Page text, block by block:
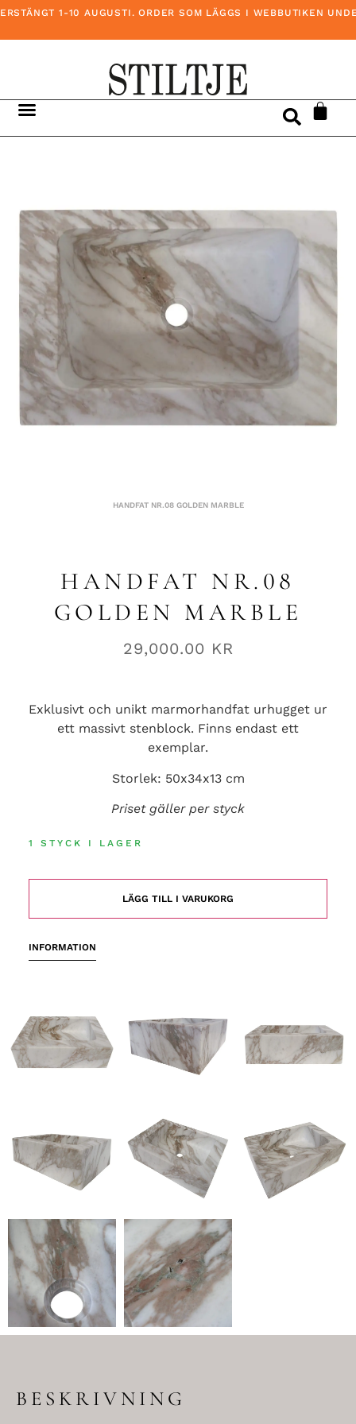
1-10 AUGUSTI. ORDER SOM LÄGGS I WEBBUTIKEN
HANDFAT NR.08 GOLDEN MARBLE
HANDFAT NR.08
GOLDEN MARBLE
29,000.00 KR
Exklusivt och unikt marmorhandfat urhugget ur
ett massivt stenblock. Finns endast ett
exemplar.
Storlek: 50x34x13 cm
Priset gäller per styck
1 STYCK I LAGER
LÄGG TILL I VARUKORG
INFORMATION
BESKRIVNING